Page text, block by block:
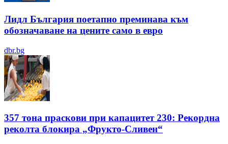
Лидл България поетапно преминава към
обозначаване на цените само в евро
dbr.bg
357 тона праскови при капацитет 230: Рекордна
реколта блокира „Фрукто-Сливен“